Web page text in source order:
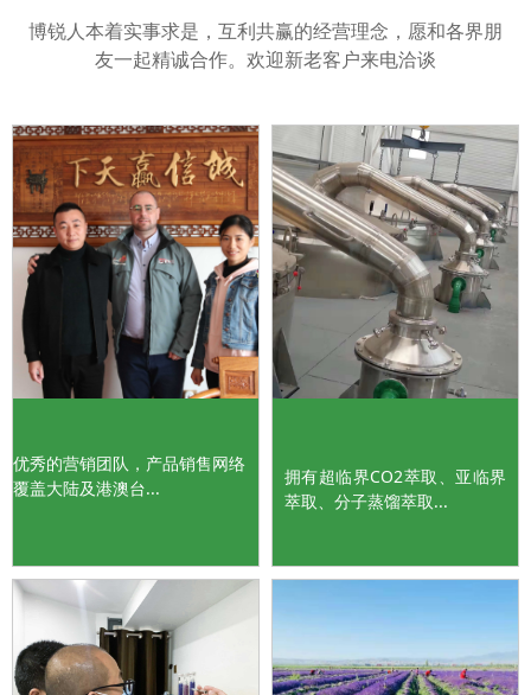
拥有超临界CO2萃取、亚临界
萃取、分子蒸馏萃取...
优秀的营销团队，产品销售网络
覆盖大陆及港澳台...
博锐人本着实事求是，互利共赢的经营理念，愿和各界朋
友一起精诚合作。欢迎新老客户来电洽谈